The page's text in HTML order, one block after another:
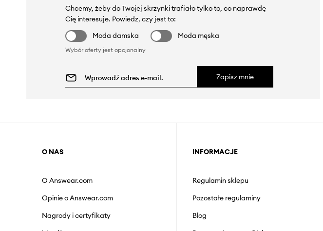
Chcemy, żeby do Twojej skrzynki trafiało tylko to, co naprawdę
Cię interesuje. Powiedz, czy jest to:
Moda damska
Moda męska
Wybór oferty jest opcjonalny
Zapisz mnie
O NAS
O Answear.com
Opinie o Answear.com
Nagrody i certyfikaty
INFORMACJE
Regulamin sklepu
Pozostałe regulaminy
Blog